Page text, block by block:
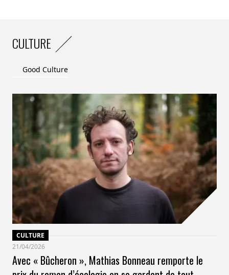
CULTURE
Good Culture
CULTURE
21/04/2026
Avec « Bûcheron », Mathias Bonneau remporte le